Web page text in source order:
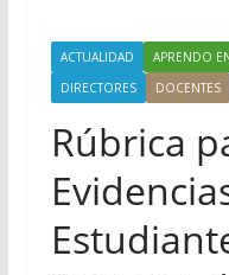
ACTUALIDAD APRENDO
DIRECTORES
DOCENTES
Rúbrica